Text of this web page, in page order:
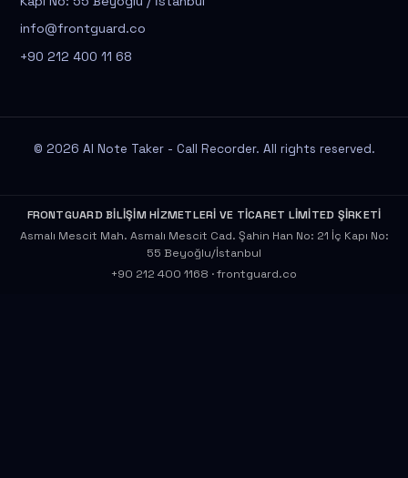
info@frontguard.co
+90 212 400 11 68
© 2026 AI Note Taker - Call Recorder. All rights reserved.
FRONTGUARD BİLİŞİM HİZMETLERİ VE TİCARET LİMİTED ŞİRKETİ
Asmalı Mescit Mah. Asmalı Mescit Cad. Şahin Han No: 21 İç Kapı No:
55 Beyoğlu/İstanbul
+90 212 400 1168 ·frontguard.co